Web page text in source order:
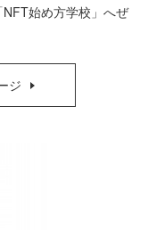
始め方学校」へぜ
ジ